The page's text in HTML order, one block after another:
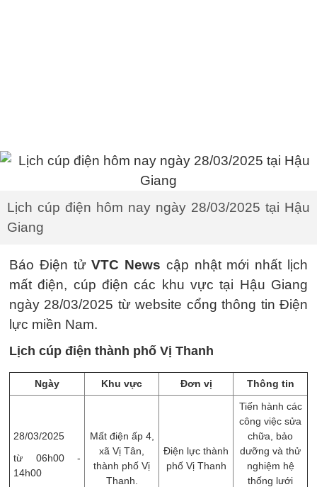
Lịch cúp điện hôm nay ngày 28/03/2025 tại Hậu
Giang
Báo Điện tửVTC News cập nhật mới nhất lịch
mất điện, cúp điện các khu vực tại Hậu Giang
ngày 28/03/2025 từ website cổng thông tin Điện
lực miền Nam.
Lịch cúp điện thành phố Vị Thanh
Ngày Khu vực Đơn vị Thông tin
28/03/2025
từ 06h00 -
14h00
Mất điện ấp 4,
xã Vị Tân,
thành phố Vị
Thanh.
Điện lực thành
phố Vị Thanh
Tiến hành các
công việc sửa
chữa, bảo
dưỡng và thử
nghiệm hệ
thống lưới